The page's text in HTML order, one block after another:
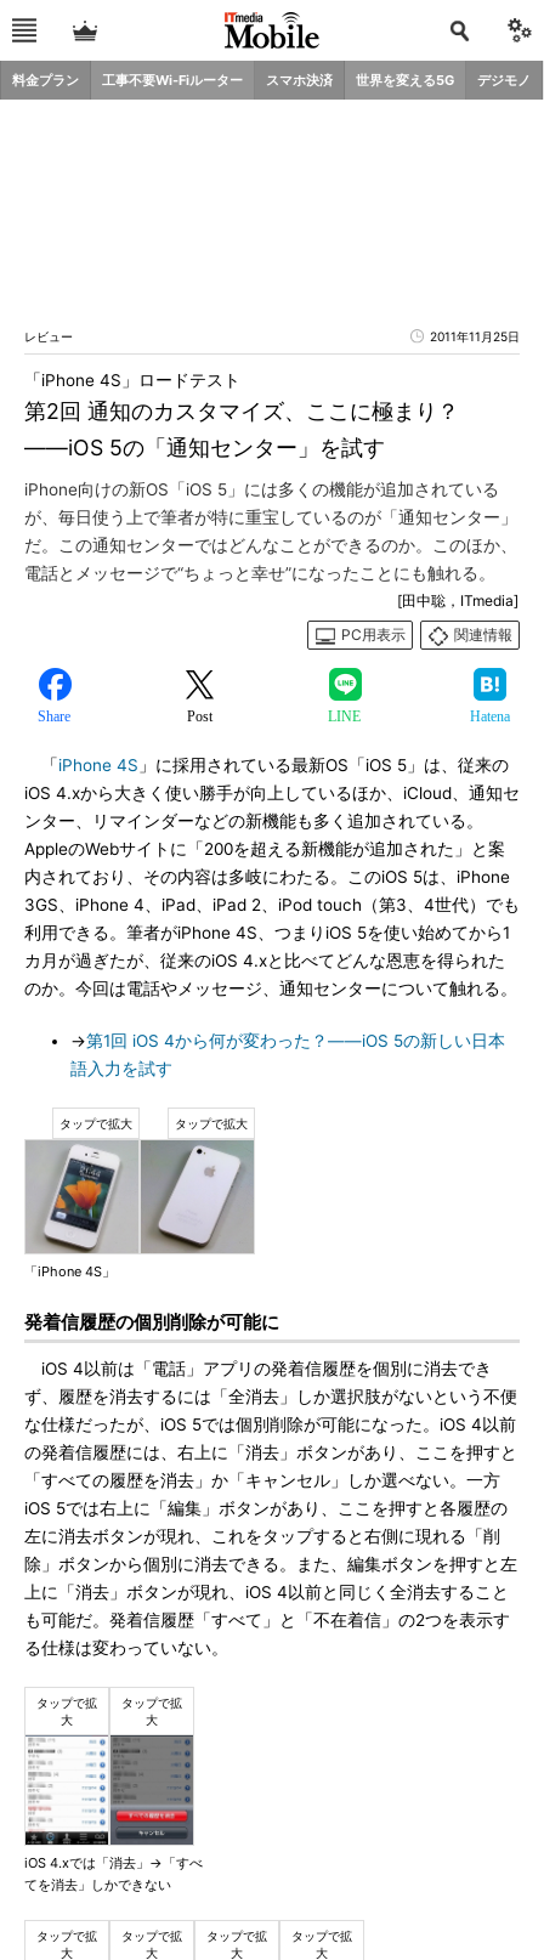
料金プラン 工事不要Wi-Fiルーター スマホ決済 世界を変える5G デジモノ
レビュー 2011年11月25日
第2回 通知のカスタマイズ、ここに極まり？
――iOS 5の「通知センター」を試す
「iPhone 4S」ロードテスト
iPhone向けの新OS「iOS 5」には多くの機能が追加されている
が、毎日使う上で筆者が特に重宝しているのが「通知センター」
だ。この通知センターではどんなことができるのか。このほか、
電話とメッセージで“ちょっと幸せ”になったことにも触れる。
[田中聡，ITmedia]
PC用表示
関連情報
Share Post LINE Hatena
「iPhone 4S 」に採用されている最新OS「iOS 5」は、従来の
iOS 4.xから大きく使い勝手が向上しているほか、iCloud、通知セ
ンター、リマインダーなどの新機能も多く追加されている。
AppleのWebサイトに「200を超える新機能が追加された」と案
内されており、その内容は多岐にわたる。このiOS 5は、iPhone
3GS、iPhone 4、iPad、iPad 2、iPod touch（第3、4世代）でも
利用できる。筆者がiPhone 4S、つまりiOS 5を使い始めてから1
カ月が過ぎたが、従来のiOS 4.xと比べてどんな恩恵を得られた
のか。今回は電話やメッセージ、通知センターについて触れる。
→第1回 iOS 4から何が変わった？――iOS 5の新しい日本
語入力を試す
「iPhone 4S」
発着信履歴の個別削除が可能に
iOS 4以前は「電話」アプリの発着信履歴を個別に消去でき
ず、履歴を消去するには「全消去」しか選択肢がないという不便
な仕様だったが、iOS 5では個別削除が可能になった。iOS 4以前
の発着信履歴には、右上に「消去」ボタンがあり、ここを押すと
「すべての履歴を消去」か「キャンセル」しか選べない。一方
iOS 5では右上に「編集」ボタンがあり、ここを押すと各履歴の
左に消去ボタンが現れ、これをタップすると右側に現れる「削
除」ボタンから個別に消去できる。また、編集ボタンを押すと左
上に「消去」ボタンが現れ、iOS 4以前と同じく全消去すること
も可能だ。発着信履歴「すべて」と「不在着信」の2つを表示す
る仕様は変わっていない。
iOS 4.xでは「消去」→「すべ
てを消去」しかできない